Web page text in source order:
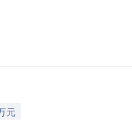
道，联络线占压既有南
元